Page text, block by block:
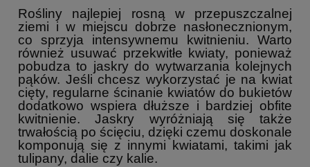
Rośliny najlepiej rosną w przepuszczalnej
ziemi i w miejscu dobrze nasłonecznionym,
co sprzyja intensywnemu kwitnieniu. Warto
również usuwać przekwitłe kwiaty, ponieważ
pobudza to jaskry do wytwarzania kolejnych
pąków. Jeśli chcesz wykorzystać je na kwiat
cięty, regularne ścinanie kwiatów do bukietów
dodatkowo wspiera dłuższe i bardziej obfite
kwitnienie. Jaskry wyróżniają się także
trwałością po ścięciu, dzięki czemu doskonale
komponują się z innymi kwiatami, takimi jak
tulipany, dalie czy kalie.